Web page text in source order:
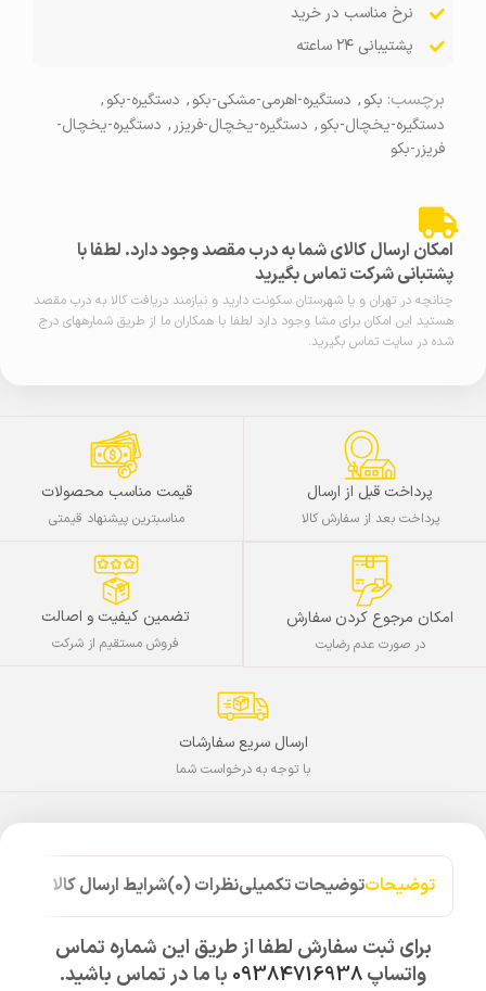
نرخ مناسب در خرید
پشتیبانی ۲۴ ساعته
برچسب: بکو, دستگیره-اهرمی-مشکی-بکو, دستگیره-بکو,
دستگیره-یخچال-بکو, دستگیره-یخچال-فریزر , دستگیره-یخچال-
فریزر-بکو
امکان ارسال کالای شما به درب مقصد وجود دارد. لطفا با
پشتبانی شرکت تماس بگیرید
چنانچه در تهران و یا شهرستان سکونت دارید و نیازمند دریافت کالا به درب مقصد
هستید این امکان برای مشا وجود دارد لطفا با همکاران ما از طریق شمارههای درج
شده در سایت تماس بگیرید.
پرداخت قبل از ارسال
پرداخت بعد از سفارش کالا
قیمت مناسب محصولات
مناسبترین پیشنهاد قیمتی
امکان مرجوع کردن سفارش
در صورت عدم رضایت
تضمین کیفیت و اصالت
فروش مستقیم از شرکت
ارسال سریع سفارشات
با توجه به درخواست شما
توضیحاتتوضیحات تکمیلینظرات (0) شرایط ارسال کالا
برای ثبت سفارش لطفا از طریق این شماره تماس
واتساپ09384716938 با ما در تماس باشید.